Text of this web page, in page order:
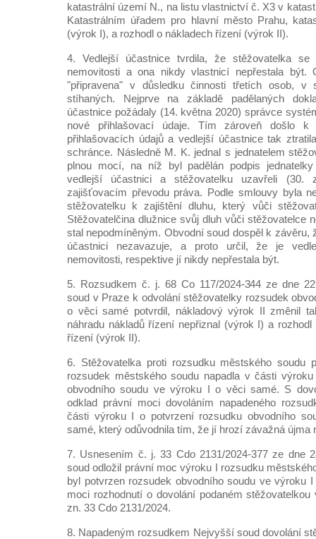
katastrální území N., na listu vlastnictví č. X3 v
Katastrálním úřadem pro hlavní město Prahu,
(výrok I), a rozhodl o nákladech řízení (výrok II).
4. Vedlejší účastnice tvrdila, že stěžovatelka se
nemovitosti a ona nikdy vlastnicí nepřestala být.
"připravena" v důsledku činnosti třetích osob, v
stíhaných. Nejprve na základě padělaných
účastnice požádaly (14. května 2020) správce
nové přihlašovací údaje. Tím zároveň došlo k
přihlašovacích údajů a vedlejší účastnice tak
schránce. Následně M. K. jednal s jednatelem
plnou mocí, na níž byl padělán podpis
vedlejší účastnici a stěžovatelku uzavřeli (30.
zajišťovacím převodu práva. Podle smlouvy byla
stěžovatelku k zajištění dluhu, který vůči
Stěžovatelčina dlužnice svůj dluh vůči stěžovatelce
stal nepodmíněným. Obvodní soud dospěl k závěru,
účastnici nezavazuje, a proto určil, že je
nemovitosti, respektive jí nikdy nepřestala být.
5. Rozsudkem č. j. 68 Co 117/2024-344 ze dne
soud v Praze k odvolání stěžovatelky rozsudek
o věci samé potvrdil, nákladový výrok II změnil
náhradu nákladů řízení nepřiznal (výrok I) a
řízení (výrok II).
6. Stěžovatelka proti rozsudku městského soudu
rozsudek městského soudu napadla v části
obvodního soudu ve výroku I o věci samé. S
odklad právní moci dovoláním napadeného
části výroku I o potvrzení rozsudku obvodního
samé, který odůvodnila tím, že jí hrozí závažná újma
7. Usnesením č. j. 33 Cdo 2131/2024-377 ze dne
soud odložil právní moc výroku I rozsudku
byl potvrzen rozsudek obvodního soudu ve výroku
moci rozhodnutí o dovolání podaném
zn. 33 Cdo 2131/2024.
8. Napadeným rozsudkem Nejvyšší soud dovolání